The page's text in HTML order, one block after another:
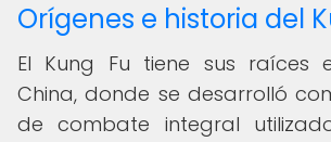
Orígenes e historia del
El Kung Fu tiene sus raíces
China, donde se desarrolló
de combate integral